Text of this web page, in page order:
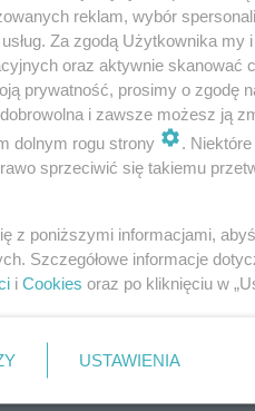
Jeśli przyjdzie ktoś i zapuka
telefonem do was to nie
zgłoście na policję oraz
niby miała wypadek ! Nie
albo i wszystko to co
reklam, wybór
Za zgodą Użytkownika
oraz aktywnie skanować
prywatność, prosimy o zgodę
i zawsze możesz ją
dolnym rogu strony
.
sprzeciwić się takiemu
z poniższymi informacjami,
Szczegółowe informacje
i Cookies oraz po kliknięciu w
USTAWIENIA